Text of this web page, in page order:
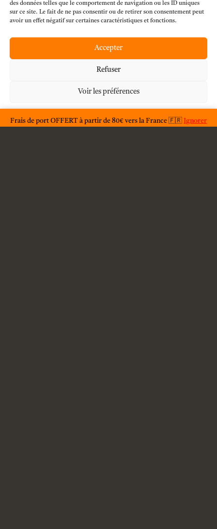
des données telles que le comportement de navigation ou les ID uniques
sur ce site. Le fait de ne pas consentir ou de retirer son consentement peut
avoir un effet négatif sur certaines caractéristiques et fonctions.
Accepter
Refuser
Voir les préférences
Frais de port OFFERT à partir de 80€ vers la France 🇫🇷 Ignorer
Modèles
Mon compte
À propos
F.A.Q.